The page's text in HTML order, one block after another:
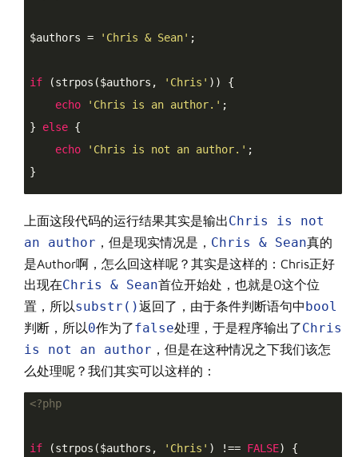
$authors = 'Chris & Sean' ;
if (strpos($authors, 'Chris' )) {
echo
'Chris is an author.' ;
} else {
echo
'Chris is not an author.' ;
}
上面这段代码的运行结果其实是输出Chris is not
an author ，但是现实情况是， Chris & Sean真的
是Author啊，怎么回这样呢？其实是这样的：Chris正好
出现在Chris & Sean首位开始处，也就是0这个位
置，所以substr()返回了，由于条件判断语句中bool
判断，所以0作为了false处理，于是程序输出了Chris
is not an author ，但是在这种情况之下我们该怎
么处理呢？我们其实可以这样的：
<?php
if (strpos($authors, 'Chris' ) !== FALSE) {